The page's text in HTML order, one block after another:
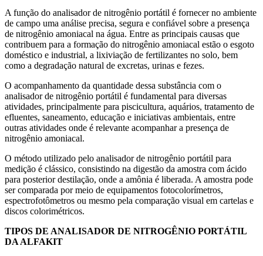
A função do analisador de nitrogênio portátil é fornecer no ambiente
de campo uma análise precisa, segura e confiável sobre a presença
de nitrogênio amoniacal na água. Entre as principais causas que
contribuem para a formação do nitrogênio amoniacal estão o esgoto
doméstico e industrial, a lixiviação de fertilizantes no solo, bem
como a degradação natural de excretas, urinas e fezes.
O acompanhamento da quantidade dessa substância com o
analisador de nitrogênio portátil é fundamental para diversas
atividades, principalmente para piscicultura, aquários, tratamento de
efluentes, saneamento, educação e iniciativas ambientais, entre
outras atividades onde é relevante acompanhar a presença de
nitrogênio amoniacal.
O método utilizado pelo analisador de nitrogênio portátil para
medição é clássico, consistindo na digestão da amostra com ácido
para posterior destilação, onde a amônia é liberada. A amostra pode
ser comparada por meio de equipamentos fotocolorímetros,
espectrofotômetros ou mesmo pela comparação visual em cartelas e
discos colorimétricos.
TIPOS DE ANALISADOR DE NITROGÊNIO PORTÁTIL
DA ALFAKIT